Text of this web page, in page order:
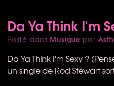
Da Ya Think I'm
Posté dans Musique par
Da Ya Think I'm Sexy ?
un single de Rod Stewart